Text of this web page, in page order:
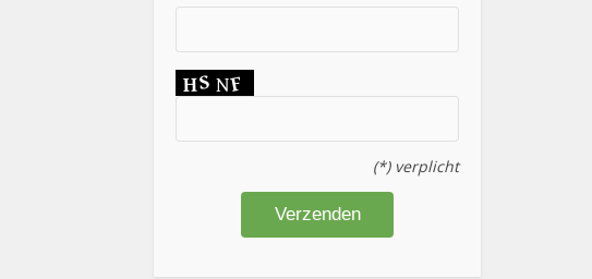
(*) verplicht